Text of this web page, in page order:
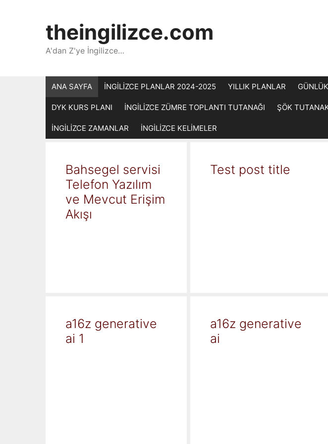
theingilizce.com
A'dan Z'ye İngilizce…
ANA SAYFA İNGİLİZCE PLANLAR 2024-2025 YILLIK PLANLAR
DYK KURS PLANI İNGİLİZCE ZÜMRE TOPLANTI TUTANAĞI ŞÖK
İNGİLİZCE ZAMANLAR İNGİLİZCE KELİMELER
Bahsegel servisi
Telefon Yazılım
ve Mevcut Erişim
Akışı
Test post title
a16z generative
ai 1
a16z generative
ai